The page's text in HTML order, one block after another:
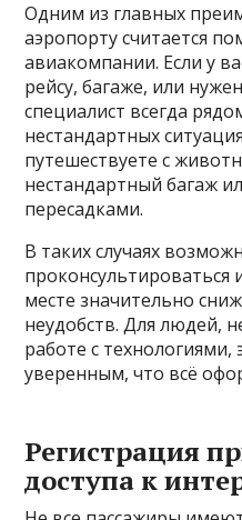
Одним из главных
аэропорту считается
авиакомпании. Если у
рейсу, багаже, или
специалист всегда
нестандартных
путешествуете с
нестандартный багаж
пересадками.
В таких случаях
месте значительно
неудобств. Для людей,
работе с
уверенным, что всё
Регистрация
доступа к